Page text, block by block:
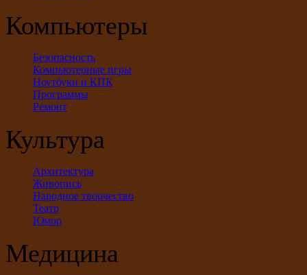
Компьютеры
Безопасность
Компьютерные игры
Ноутбуки и КПК
Программы
Ремонт
Культура
Архитектура
Живопись
Народное творчество
Театр
Юмор
Медицина